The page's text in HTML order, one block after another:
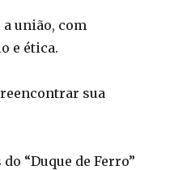
união, com
e ética.
sua
“Duque de Ferro”